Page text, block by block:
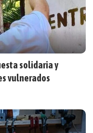
solidaria y
vulnerados